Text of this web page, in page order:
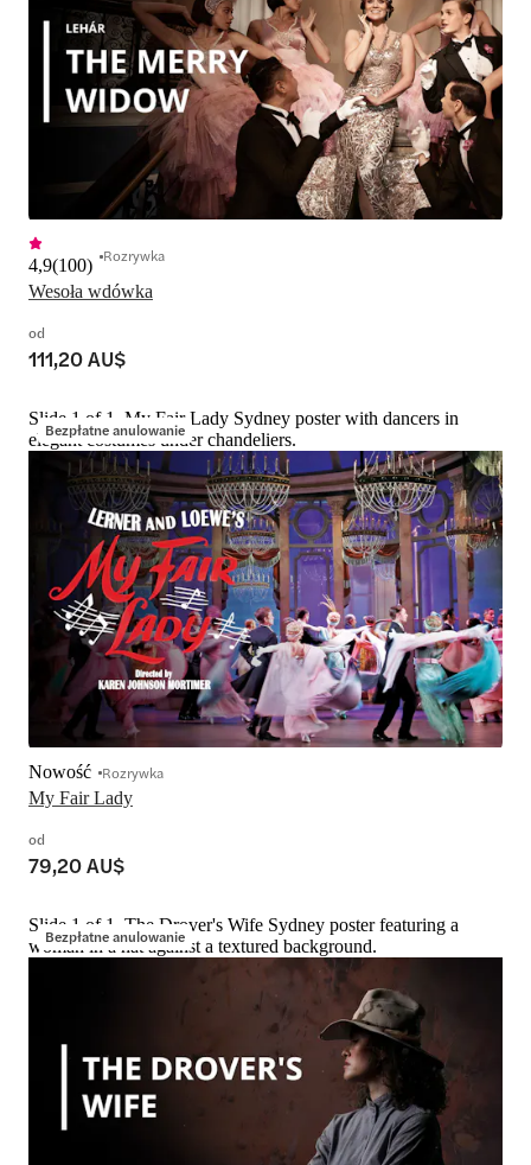
Wesoła wdówka
4,9(100) Rozrywka
od
111,20 AU$
Bezpłatne anulowanie
Slide 1 of 1, My Fair Lady Sydney poster with dancers in
elegant costumes under chandeliers.
My Fair Lady
Nowość Rozrywka
od
79,20 AU$
Bezpłatne anulowanie
Slide 1 of 1, The Drover's Wife Sydney poster featuring a
woman in a hat against a textured background.